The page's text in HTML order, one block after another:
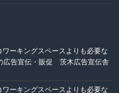
ワーキングスペースよりも必要な
広告宣伝・販促 茨木広告宣伝舎
ワーキングスペースよりも必要な